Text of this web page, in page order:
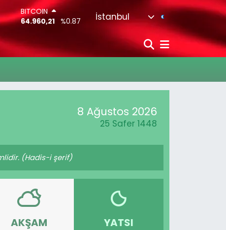
BITCOIN
64.960,21
%0.87
47,7436
EURO
55,2510
%0.32
64,4811
%0.38
G.ALTIN
İstanbul
8 Ağustos 2026
25 Safer 1448
(Hadis-i şerif)
AKŞAM YATSI